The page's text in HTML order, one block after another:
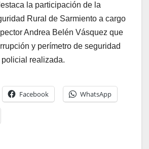
la participación de la
Rural de Sarmiento a cargo
Andrea Belén Vásquez que
y perímetro de seguridad
realizada.
Facebook WhatsApp